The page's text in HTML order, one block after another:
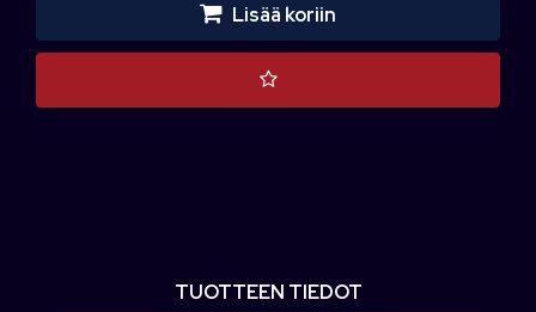
Lisää koriin
TUOTTEEN TIEDOT